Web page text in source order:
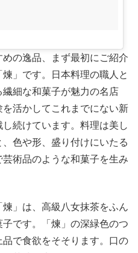
の逸品、まず最初にご紹介
」です。日本料理の職人と
細な和菓子が魅力の名店
を活かしてこれまでにない新
続けています。料理は美し
色や形、盛り付けにいたる
術品のような和菓子を生み
」は、高級八女抹茶をふん
です。「煉」の深緑色のつ
で食欲をそそります。口の